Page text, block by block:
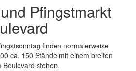
Pfingstmarkt
finden normalerweise
ca. 150 Stände mit einem breiten
Boulevard stehen.